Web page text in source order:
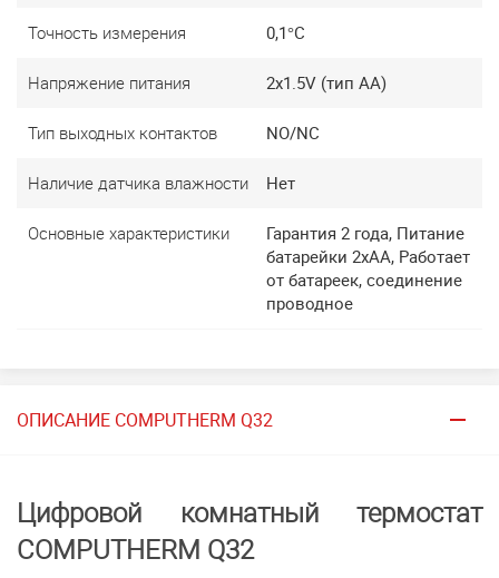
Точность измерения 0,1°C
Напряжение питания 2x1.5V (тип АА)
Тип выходных контактов NO/NC
Наличие датчика влажности Нет
Основные характеристики
Гарантия 2 года, Питание
батарейки 2хАА, Работает
от батареек, соединение
проводное
ОПИСАНИЕ COMPUTHERM Q32
Цифровой комнатный термостат
COMPUTHERM Q32